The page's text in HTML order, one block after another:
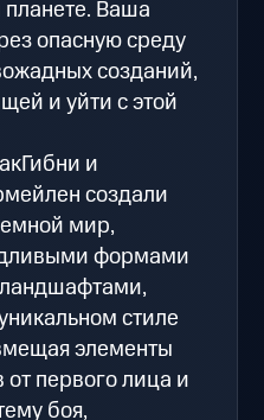
Ваша
опасную среду
созданий,
и уйти с этой
и
создали
мир,
формами
стиле
элементы
первого лица и
боя,